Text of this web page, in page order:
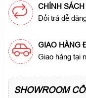
CHÍNH
Đổi trả dễ
GIAO HÀNG
Giao hàng tại
SHOWROOM